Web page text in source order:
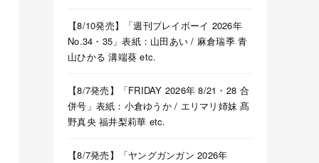
【8/10発売】「週刊プレイボーイ 2026年
No.34・35」表紙：山田あい / 麻倉瑞季 青
山ひかる 溝端葵 etc.
【8/7発売】「FRIDAY 2026年 8/21・28 合
併号」表紙：小倉ゆうか / エリマリ姉妹 髙
野真央 福井梨莉華 etc.
【8/7発売】「ヤングガンガン 2026年